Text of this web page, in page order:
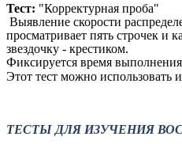
Тест: "Корректурная проба"
Выявление скорости
просматривает пять строчек и
звездочку - крестиком.
Фиксируется время
Этот тест можно использовать
ТЕСТЫ ДЛЯ ИЗУЧЕНИЯ